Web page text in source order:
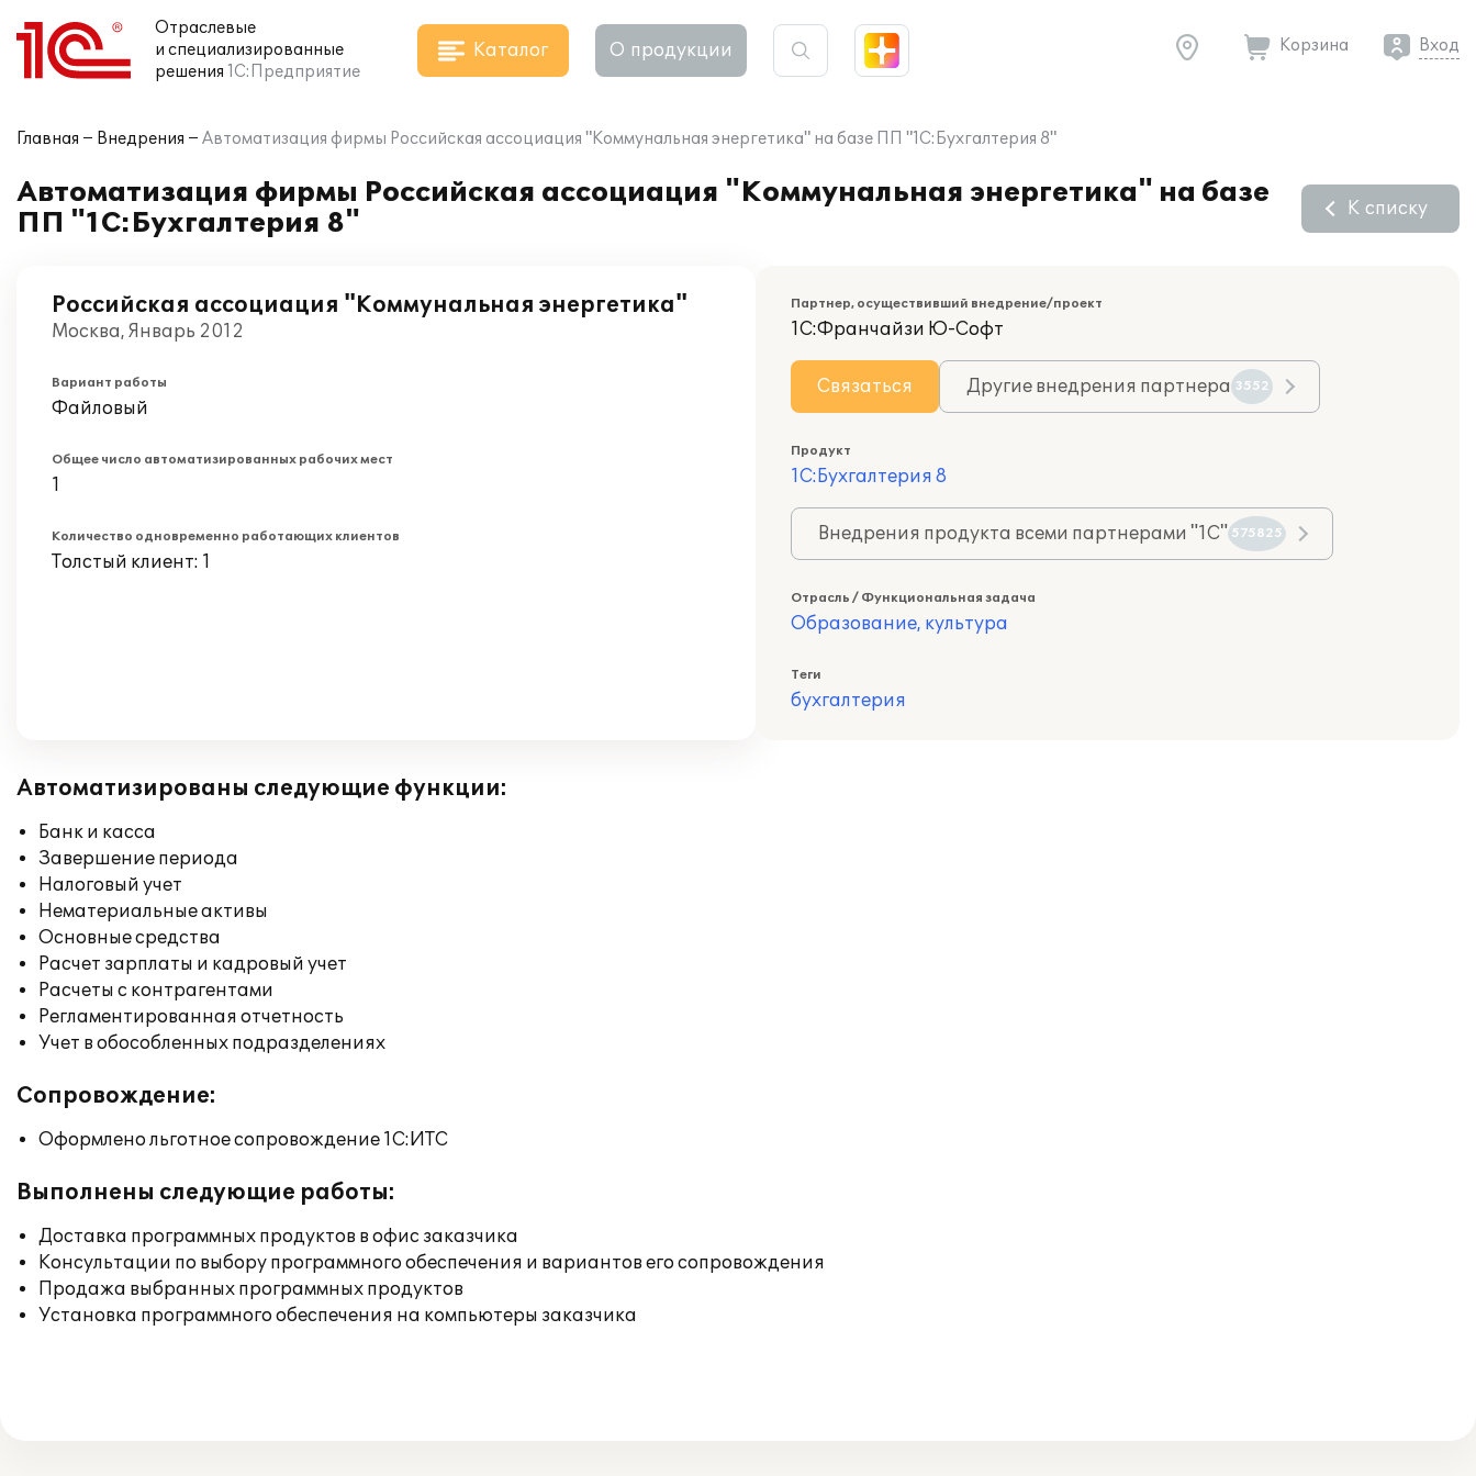
Отраслевые
и специализированные
решения 1С:Предприятие
Каталог О продукции Корзина Вход
Главная Внедрения Автоматизация фирмы Российская ассоциация "Коммунальная энергетика" на базе ПП "1С:Бухгалтерия 8"
Автоматизация фирмы Российская ассоциация "Коммунальная энергетика" на базе
ПП "1С:Бухгалтерия 8"
К списку
Российская ассоциация "Коммунальная энергетика"
Москва, Январь 2012
Вариант работы
Файловый
Общее число автоматизированных рабочих мест
1
Количество одновременно работающих клиентов
Толстый клиент: 1
Партнер, осуществивший внедрение/проект
1С:Франчайзи Ю-Софт
Связаться Другие внедрения партнера 3552
Продукт
1С:Бухгалтерия 8
Внедрения продукта всеми партнерами "1С" 575825
Отрасль / Функциональная задача
Образование, культура
Теги
бухгалтерия
Автоматизированы следующие функции:
Банк и касса
Завершение периода
Налоговый учет
Нематериальные активы
Основные средства
Расчет зарплаты и кадровый учет
Расчеты с контрагентами
Регламентированная отчетность
Учет в обособленных подразделениях
Сопровождение:
Оформлено льготное сопровождение 1С:ИТС
Выполнены следующие работы:
Доставка программных продуктов в офис заказчика
Консультации по выбору программного обеспечения и вариантов его сопровождения
Продажа выбранных программных продуктов
Установка программного обеспечения на компьютеры заказчика